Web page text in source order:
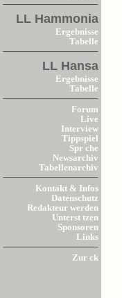
LL Hammonia
Ergebnisse
Tabelle
LL Hansa
Ergebnisse
Tabelle
Forum
Live
Interview
Tippspiel
Spr che
Newsarchiv
Tabellenarchiv
Kontakt & Infos
Datenschutz
Redakteur werden
Unterst tzen
Sponsoren
Links
Zur ck